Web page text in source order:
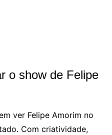
o show de Felipe
ver Felipe Amorim no
Com criatividade,